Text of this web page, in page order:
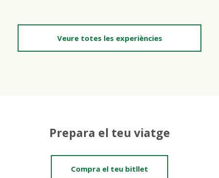
Veure totes les experiències
Prepara el teu viatge
Compra el teu bitllet